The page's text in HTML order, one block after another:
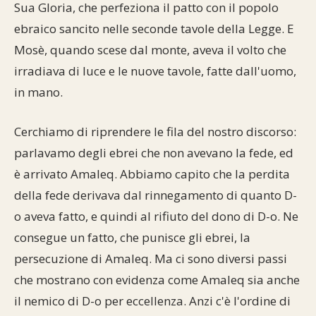
Sua Gloria, che perfeziona il patto con il popolo
ebraico sancito nelle seconde tavole della Legge. E
Mosè, quando scese dal monte, aveva il volto che
irradiava di luce e le nuove tavole, fatte dall'uomo,
in mano.
Cerchiamo di riprendere le fila del nostro discorso:
parlavamo degli ebrei che non avevano la fede, ed
è arrivato Amaleq. Abbiamo capito che la perdita
della fede derivava dal rinnegamento di quanto D-
o aveva fatto, e quindi al rifiuto del dono di D-o. Ne
consegue un fatto, che punisce gli ebrei, la
persecuzione di Amaleq. Ma ci sono diversi passi
che mostrano con evidenza come Amaleq sia anche
il nemico di D-o per eccellenza. Anzi c'è l'ordine di